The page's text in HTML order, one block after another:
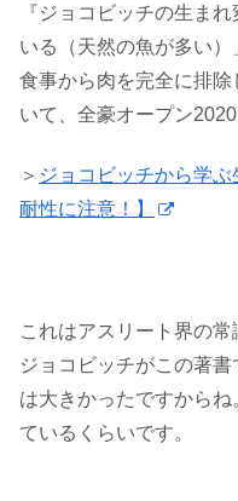
『ジョコビッチの生ま
いる（天然の魚が多い
食事から肉を完全に排
いて、全豪オープン
＞ ジョコビッチから学
耐性に注意！】
これはアスリート界の常
ジョコビッチがこの著
は大きかったですから
ているくらいです。